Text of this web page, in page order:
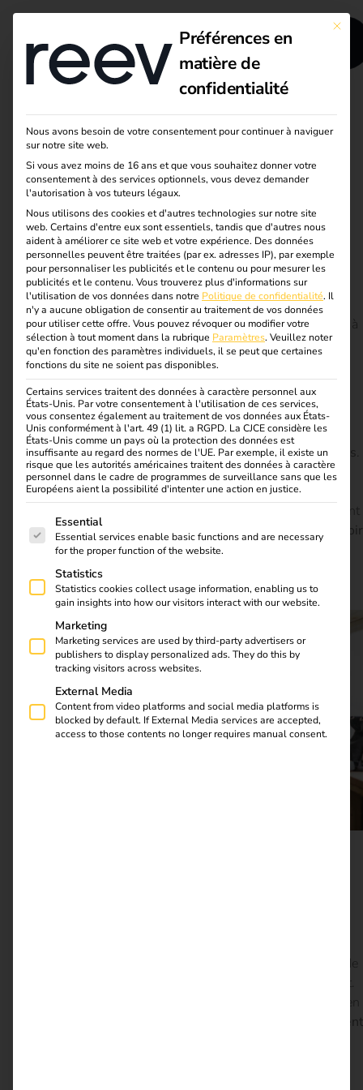
Savoir-faire pratique
pour une
infrastructure
énergétique et de
recharge intelligente
Aujourd’hui, l’infrastructure de recharge ne s’arrête pas à
la borne de recharge. Pour les entreprises, les parcs de
véhicules, les aires de stationnement ou les quartiers
résidentiels, les flux d’énergie doivent être gérés de
manière intelligente, les charges équilibrées et les
systèmes mis en réseau.
C’est là qu’intervient leguidereev pour les électriciens .
offre un contexte technique compréhensible, des
recommandations d’action claires et des conseils
installer une infrastructure de recharge, mais
la concevoir
pour l’avenir.
Télécharger maintenant
Les entreprises électriques spécialisées sont au cœur de
manière
This
Préférences en
matière de
confidentialité
Nous avons besoin de votre consentement pour continuer à naviguer
sur notre site web.
Si vous avez moins de 16 ans et que vous souhaitez donner votre
consentement à des services optionnels, vous devez demander
l'autorisation à vos tuteurs légaux.
Nous utilisons des cookies et d'autres technologies sur notre site
web. Certains d'entre eux sont essentiels, tandis que d'autres nous
aident à améliorer ce site web et votre expérience. Des données
personnelles peuvent être traitées (par ex. adresses IP), par exemple
pour personnaliser les publicités et le contenu ou pour mesurer les
publicités et le contenu. Vous trouverez plus d'informations sur
l'utilisation de vos données dans notre Politique de confidentialité. Il
n'y a aucune obligation de consentir au traitement de vos données
pour utiliser cette offre. Vous pouvez révoquer ou modifier votre
sélection à tout moment dans la rubrique Paramètres. Veuillez noter
qu'en fonction des paramètres individuels, il se peut que certaines
fonctions du site ne soient pas disponibles.
Certains services traitent des données à caractère personnel aux
États-Unis. Par votre consentement à l'utilisation de ces services,
vous consentez également au traitement de vos données aux États-
Unis conformément à l'art. 49 (1) lit. a RGPD. La CJCE considère les
États-Unis comme un pays où la protection des données est
insuffisante au regard des normes de l'UE. Par exemple, il existe un
risque que les autorités américaines traitent des données à caractère
personnel dans le cadre de programmes de surveillance sans que les
Européens aient la possibilité d'intenter une action en justice.
La liste suivante énumère les groupes de services
Essential
Essential services enable basic functions and are necessary
for the proper function of the website.
Statistics
Statistics cookies collect usage information, enabling us to
gain insights into how our visitors interact with our website.
Marketing
Marketing services are used by third-party advertisers or
publishers to display personalized ads. They do this by
tracking visitors across websites.
External Media
Content from video platforms and social media platforms is
blocked by default. If External Media services are accepted,
access to those contents no longer requires manual consent.